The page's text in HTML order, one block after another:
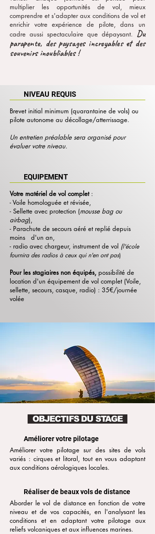
multiplier les opportunités de vol, mieux
comprendre et s'adapter aux conditions de vol et
enrichir votre expérience de pilote, dans un
cadre aussi spectaculaire que dépaysant. Du
parapente, des paysages incroyables et des
souvenirs inoubliables !
NIVEAU REQUIS
Brevet initial minimum (quarantaine de vols) ou
pilote autonome au décollage/atterrissage.
Un entretien préalable sera organisé pour
évaluer votre niveau.
EQUIPEMENT
Votre matériel de vol complet:
- Voile homologuée et révisée,
- Sellette avec protection (mousse bag ou
airbag),
- Parachute de secours aéré et replié depuis
moins d'un an,
- radio avec chargeur, instrument de vol (l'école
fournira des radios à ceux qui n'en ont pas)
Pour les stagiaires non équipés, possibilité de
location d'un équipement de vol complet (Voile,
sellette, secours, casque, radio) : 35€/journée
volée
OBJECTIFS DU STAGE
Améliorer votre pilotage
Améliorer votre pilotage sur des sites de vols
variés : cirques et litoral, tout en vous adaptant
auxconditions aérologiques locales.
Réaliser de beaux vols de distance
Aborder le vol de distance en fonction de votre
niveau et de vos capacités, en l'analysant les
conditions et en adaptant votre pilotage aux
reliefs volcaniques et aux influences marines.